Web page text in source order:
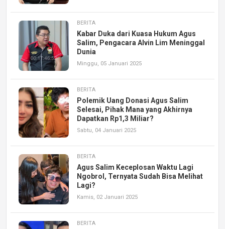
BERITA
Kabar Duka dari Kuasa Hukum Agus
Salim, Pengacara Alvin Lim Meninggal
Dunia
Minggu, 05 Januari 2025
BERITA
Polemik Uang Donasi Agus Salim
Selesai, Pihak Mana yang Akhirnya
Dapatkan Rp1,3 Miliar?
Sabtu, 04 Januari 2025
BERITA
Agus Salim Keceplosan Waktu Lagi
Ngobrol, Ternyata Sudah Bisa Melihat
Lagi?
Kamis, 02 Januari 2025
BERITA